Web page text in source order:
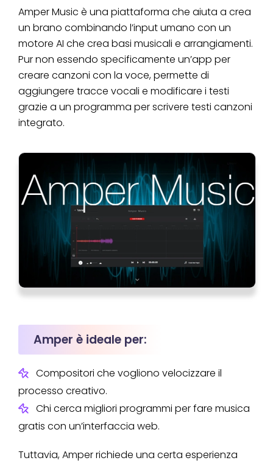
Amper Music è una piattaforma che aiuta a crea
un brano combinando l’input umano con un
motore AI che crea basi musicali e arrangiamenti.
Pur non essendo specificamente un’app per
creare canzoni con la voce, permette di
aggiungere tracce vocali e modificare i testi
grazie a un programma per scrivere testi canzoni
integrato.
Amper è ideale per:
Compositori che vogliono velocizzare il
processo creativo.
Chi cerca migliori programmi per fare musica
gratis con un’interfaccia web.
Tuttavia, Amper richiede una certa esperienza